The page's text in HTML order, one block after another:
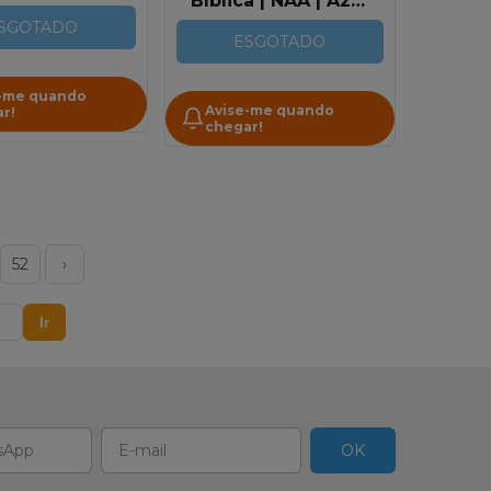
|
| Tradução
Século 21
quando
Escuro
ESGOTADO
Avise-me quando
chegar!
52 ›
Ir